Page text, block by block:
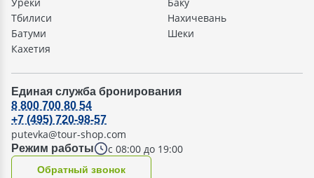
Тбилиси
Батуми
Кахетия
Нахичевань
Шеки
Единая служба бронирования
Режим работы с 08:00 до 19:00
8 800 700 80 54
+7 (495) 720-98-57
putevka@tour-shop.com
Oбратный звонок